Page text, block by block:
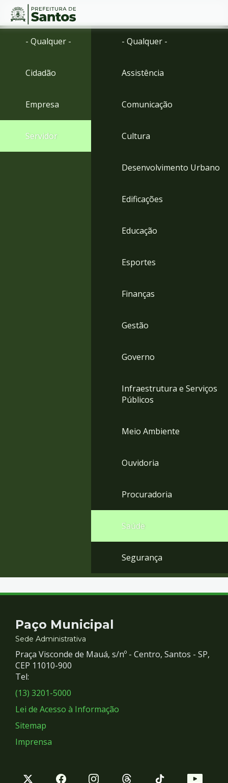
Ir
menu
para
Conteúdo
- Qualquer -
Cidadão
Empresa
Servidor
- Qualquer -
Assistência
Comunicação
Cultura
Desenvolvimento Urbano
Edificações
Educação
Esportes
Finanças
Gestão
Governo
Infraestrutura e Serviços
Públicos
Meio Ambiente
Ouvidoria
Procuradoria
Saúde
Segurança
Contato
e
Redes
Sociais
Paço Municipal
Sede Administrativa
Praça Visconde de Mauá, s/nº - Centro, Santos - SP,
CEP 11010-900
Tel:
(13) 3201-5000
Lei de Acesso à Informação
Sitemap
Imprensa